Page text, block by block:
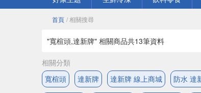
首頁 / 相關搜尋
"寬楦頭,達新牌" 相關商品共13筆資料
相關分類
寬楦頭
達新牌 達新牌 線上商城 防水 達